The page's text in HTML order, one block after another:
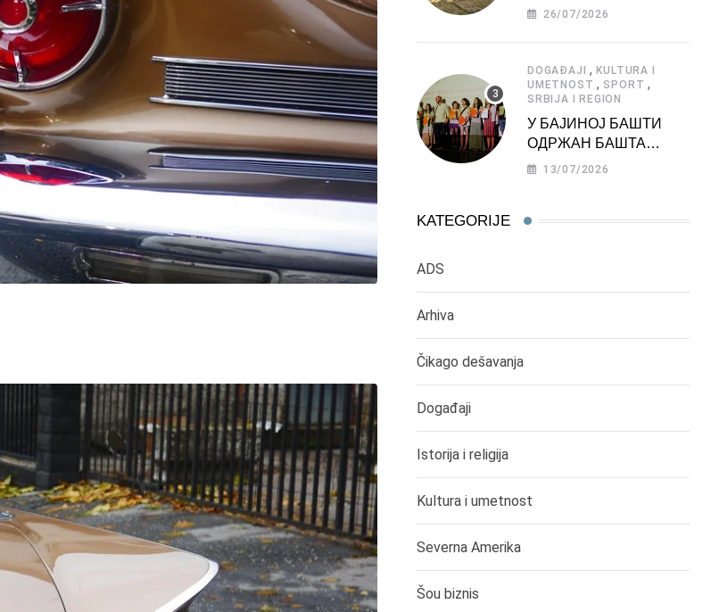
ЗАДУЖБИНЕ
26/07/2026
DOGAĐAJI ,KULTURA I
UMETNOST , SPORT ,
SRBIJA I REGION
У БАЈИНОЈ БАШТИ
ОДРЖАН БАШТА
ФЕСТ 2026
13/07/2026
KATEGORIJE
ADS
Arhiva
Čikago dešavanja
Događaji
Istorija i religija
Kultura i umetnost
Severna Amerika
Šou biznis